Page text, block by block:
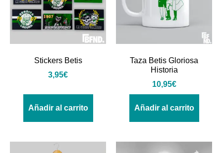
Stickers Betis
3,95€
Añadir al carrito
Taza Betis Gloriosa
Historia
10,95€
Añadir al carrito